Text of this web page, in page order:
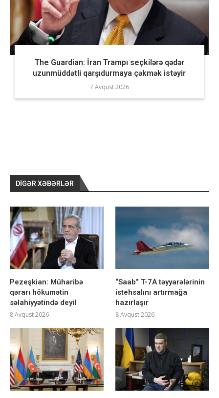
The Guardian: İran Trampı seçkilərə qədər
uzunmüddətli qarşıdurmaya çəkmək istəyir
7 Avqust 2026
DIGƏR XƏBƏRLƏR
Pezeşkian: Müharibə
qərarı hökumətin
səlahiyyətində deyil
8 Avqust 2026
“Saab” T-7A təyyarələrinin
istehsalını artırmağa
hazırlaşır
8 Avqust 2026